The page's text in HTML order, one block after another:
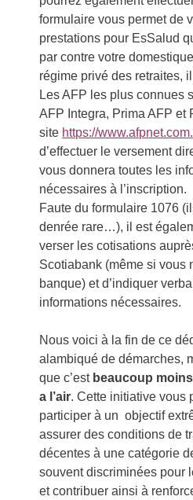
formulaire vous permet de
prestations pour EsSalud
par contre votre
régime privé des retraites,
Les AFP les plus connues
AFP Integra, Prima AFP et
site https://
d’effectuer le versement
vous donnera toutes les
nécessaires à l’inscription.
Faute du formulaire 1076
denrée rare…), il est
verser les cotisations
Scotiabank (même si vous
banque) et d’indiquer
informations nécessaires.
Nous voici à la fin de ce
alambiqué de démarches,
que c’est beaucoup
a l’air. Cette initiative vous
participer à un objectif
assurer des conditions de
décentes à une catégorie
souvent discriminées pour
et contribuer ainsi à